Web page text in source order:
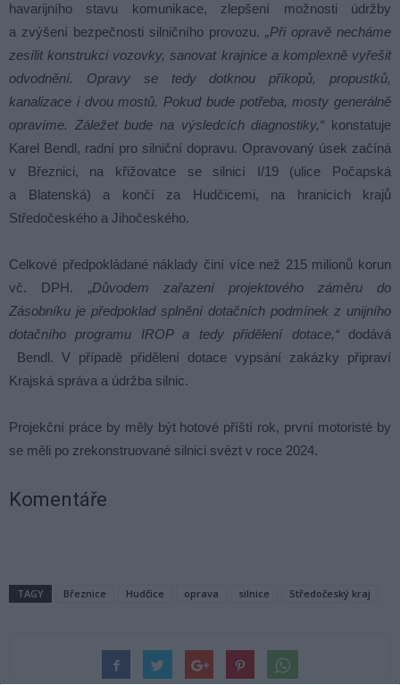
havarijního stavu komunikace, zlepšení možnosti údržby
a zvýšení bezpečnosti silničního provozu. „Při opravě necháme
zesílit konstrukci vozovky, sanovat krajnice a komplexně vyřešit
odvodnění. Opravy se tedy dotknou příkopů, propustků,
kanalizace i dvou mostů. Pokud bude potřeba, mosty generálně
opravíme. Záležet bude na výsledcích diagnostiky,“ konstatuje
Karel Bendl, radní pro silniční dopravu. Opravovaný úsek začíná
v Březnici, na křižovatce se silnicí I/19 (ulice Počapská
a Blatenská) a končí za Hudčicemi, na hranicích krajů
Středočeského a Jihočeského.
Celkové předpokládané náklady činí více než 215 milionů korun
vč. DPH. „Důvodem zařazení projektového záměru do
Zásobníku je předpoklad splnění dotačních podmínek z unijního
dotačního programu IROP a tedy přidělení dotace,“dodává
Bendl. V případě přidělení dotace vypsání zakázky připraví
Krajská správa a údržba silnic.
Projekční práce by měly být hotové příští rok, první motoristé by
se měli po zrekonstruované silnici svézt v roce 2024.
Komentáře
TAGY Březnice Hudčice oprava silnice Středočeský kraj